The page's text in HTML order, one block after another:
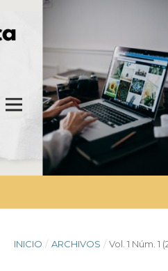
INICIO / ARCHIVOS / Vol. 1 Núm. 1